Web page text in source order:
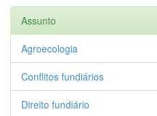
Assunto
Agroecologia
Conflitos fundiários
Direito fundiário